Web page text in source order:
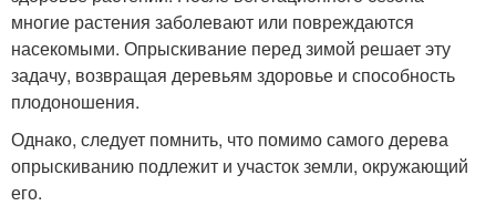
многие растения заболевают или повреждаются
насекомыми. Опрыскивание перед зимой решает эту
задачу, возвращая деревьям здоровье и способность
плодоношения.
Однако, следует помнить, что помимо самого дерева
опрыскиванию подлежит и участок земли, окружающий
его.